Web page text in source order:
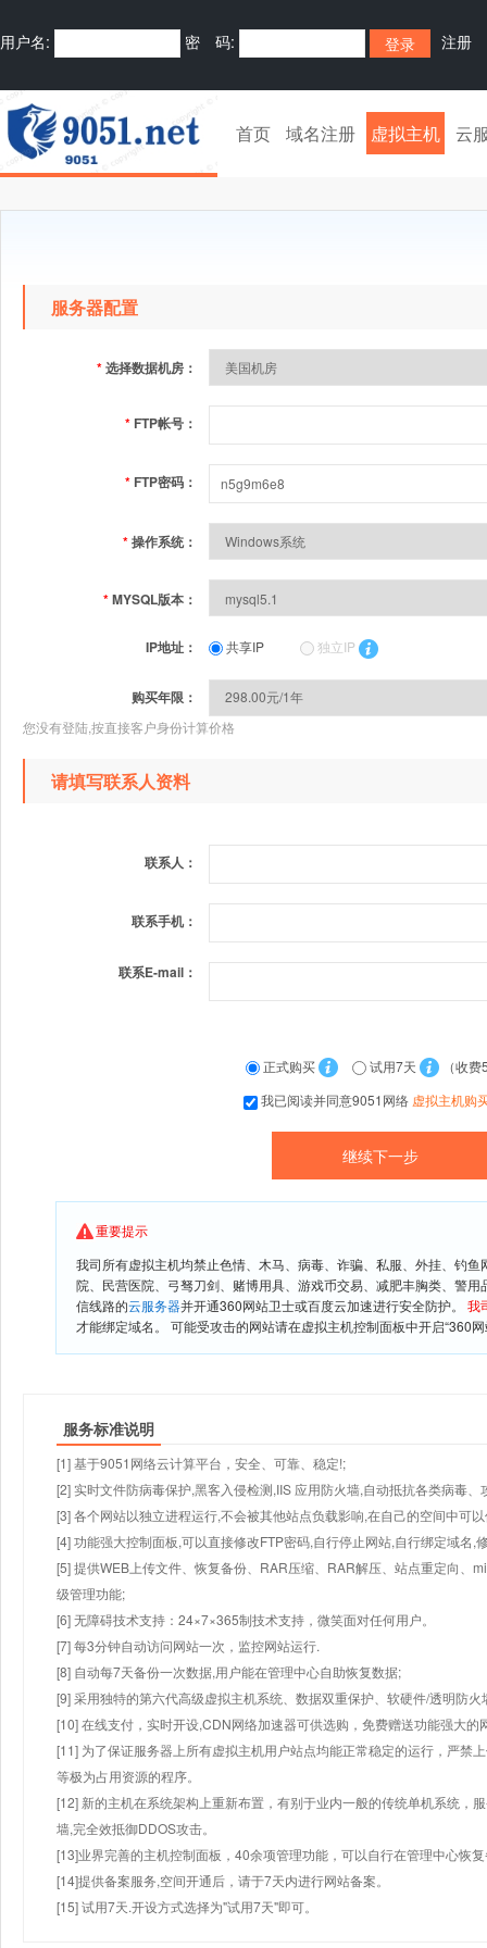
用户名: 密 码: 注册
首页 域名注册 虚拟主机 云
服务器配置
*选择数据机房：
* FTP帐号：
* FTP密码：
*操作系统：
*MYSQL版本：
IP地址： 共享IP 独立IP
购买年限：
您没有登陆,按直接客户身份计算价格
请填写联系人资料
联系人：
联系手机：
联系E-mail：
正式购买 试用7天
（收费
我已阅读并同意9051网络 虚拟主机购
重要提示
我司所有虚拟主机均禁止色情、木马、病毒、诈骗、私服、外挂、钓
院、民营医院、弓驽刀剑、赌博用具、游戏币交易、减肥丰胸类、警
信线路的云服务器并开通360网站卫士或百度云加速进行安全防护。 我
才能绑定域名。 可能受攻击的网站请在虚拟主机控制面板中开启“360
服务标准说明
[1] 基于9051网络云计算平台，安全、可靠、稳定!;
[2] 实时文件防病毒保护,黑客入侵检测,IIS 应用防火墙,自动抵抗各类病毒、
[3] 各个网站以独立进程运行,不会被其他站点负载影响,在自己的空间中可
[4] 功能强大控制面板,可以直接修改FTP密码,自行停止网站,自行绑定域名,
[5] 提供WEB上传文件、恢复备份、RAR压缩、RAR解压、站点重定向、
级管理功能;
[6] 无障碍技术支持：24×7×365制技术支持，微笑面对任何用户。
[7] 每3分钟自动访问网站一次，监控网站运行.
[8] 自动每7天备份一次数据,用户能在管理中心自助恢复数据;
[9] 采用独特的第六代高级虚拟主机系统、数据双重保护、软硬件/透明防火
[10] 在线支付，实时开设,CDN网络加速器可供选购，免费赠送功能强大
[11] 为了保证服务器上所有虚拟主机用户站点均能正常稳定的运行，严禁
等极为占用资源的程序。
[12] 新的主机在系统架构上重新布置，有别于业内一般的传统单机系统，
墙,完全效抵御DDOS攻击。
[13]业界完善的主机控制面板，40余项管理功能，可以自行在管理中心恢
[14]提供备案服务,空间开通后，请于7天内进行网站备案。
[15] 试用7天.开设方式选择为"试用7天"即可。